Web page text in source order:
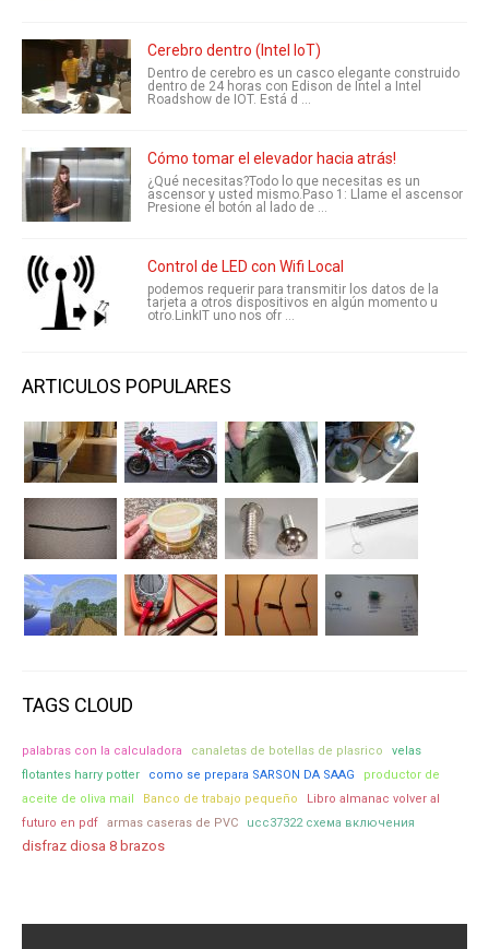
Cerebro dentro (Intel IoT)
Dentro de cerebro es un casco elegante construido
dentro de 24 horas con Edison de Intel a Intel
Roadshow de IOT. Está d ...
Cómo tomar el elevador hacia atrás!
¿Qué necesitas?Todo lo que necesitas es un
ascensor y usted mismo.Paso 1: Llame el ascensor
Presione el botón al lado de ...
Control de LED con Wifi Local
podemos requerir para transmitir los datos de la
tarjeta a otros dispositivos en algún momento u
otro.LinkIT uno nos ofr ...
ARTICULOS POPULARES
TAGS CLOUD
palabras con la calculadora canaletas de botellas de plasrico
velas
flotantes harry potter
como se prepara SARSON DA SAAG
productor de
aceite de oliva mail
Banco de trabajo pequeño
Libro almanac volver al
futuro en pdf
armas caseras de PVC ucc37322 схема включения
disfraz diosa 8 brazos